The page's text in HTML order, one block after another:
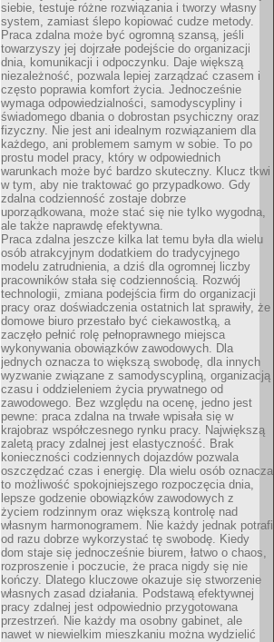
siebie, testuje różne rozwiązania i tworzy własny
system, zamiast ślepo kopiować cudze metody.
Praca zdalna może być ogromną szansą, jeśli
towarzyszy jej dojrzałe podejście do organizacji
dnia, komunikacji i odpoczynku. Daje większą
niezależność, pozwala lepiej zarządzać czasem i
często poprawia komfort życia. Jednocześnie
wymaga odpowiedzialności, samodyscypliny i
świadomego dbania o dobrostan psychiczny oraz
fizyczny. Nie jest ani idealnym rozwiązaniem dla
każdego, ani problemem samym w sobie. To po
prostu model pracy, który w odpowiednich
warunkach może być bardzo skuteczny. Klucz tkwi
w tym, aby nie traktować go przypadkowo. Gdy
zdalna codzienność zostaje dobrze
uporządkowana, może stać się nie tylko wygodna,
ale także naprawdę efektywna.
Praca zdalna jeszcze kilka lat temu była dla wielu
osób atrakcyjnym dodatkiem do tradycyjnego
modelu zatrudnienia, a dziś dla ogromnej liczby
pracowników stała się codziennością. Rozwój
technologii, zmiana podejścia firm do organizacji
pracy oraz doświadczenia ostatnich lat sprawiły, że
domowe biuro przestało być ciekawostką, a
zaczęło pełnić rolę pełnoprawnego miejsca
wykonywania obowiązków zawodowych. Dla
jednych oznacza to większą swobodę, dla innych
wyzwanie związane z samodyscypliną, organizacją
czasu i oddzieleniem życia prywatnego od
zawodowego. Bez względu na ocenę, jedno jest
pewne: praca zdalna na trwałe wpisała się w
krajobraz współczesnego rynku pracy. Największą
zaletą pracy zdalnej jest elastyczność. Brak
konieczności codziennych dojazdów pozwala
oszczędzać czas i energię. Dla wielu osób oznacza
to możliwość spokojniejszego rozpoczęcia dnia,
lepsze godzenie obowiązków zawodowych z
życiem rodzinnym oraz większą kontrolę nad
własnym harmonogramem. Nie każdy jednak potrafi
od razu dobrze wykorzystać tę swobodę. Kiedy
dom staje się jednocześnie biurem, łatwo o chaos,
rozproszenie i poczucie, że praca nigdy się nie
kończy. Dlatego kluczowe okazuje się stworzenie
własnych zasad działania. Podstawą efektywnej
pracy zdalnej jest odpowiednio przygotowana
przestrzeń. Nie każdy ma osobny gabinet, ale
nawet w niewielkim mieszkaniu można wydzielić